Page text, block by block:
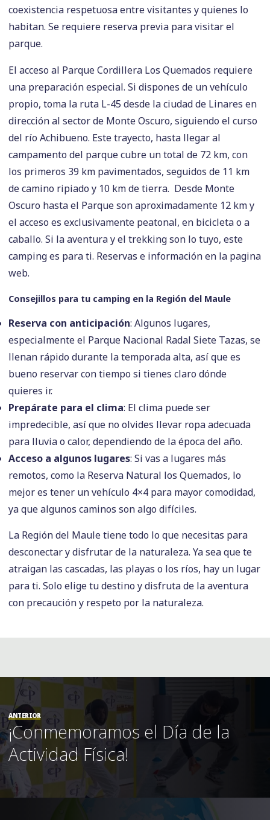
coexistencia respetuosa entre visitantes y quienes lo
habitan. Se requiere reserva previa para visitar el
parque.
El acceso al Parque Cordillera Los Quemados requiere
una preparación especial. Si dispones de un vehículo
propio, toma la ruta L-45 desde la ciudad de Linares en
dirección al sector de Monte Oscuro, siguiendo el curso
del río Achibueno. Este trayecto, hasta llegar al
campamento del parque cubre un total de 72 km, con
los primeros 39 km pavimentados, seguidos de 11 km
de camino ripiado y 10 km de tierra. Desde Monte
Oscuro hasta el Parque son aproximadamente 12 km y
el acceso es exclusivamente peatonal, en bicicleta o a
caballo. Si la aventura y el trekking son lo tuyo, este
camping es para ti. Reservas e información en la pagina
web.
Consejillos para tu camping en la Región del Maule
Reserva con anticipación: Algunos lugares,
especialmente el Parque Nacional Radal Siete Tazas, se
llenan rápido durante la temporada alta, así que es
bueno reservar con tiempo si tienes claro dónde
quieres ir.
Prepárate para el clima: El clima puede ser
impredecible, así que no olvides llevar ropa adecuada
para lluvia o calor, dependiendo de la época del año.
Acceso a algunos lugares: Si vas a lugares más
remotos, como la Reserva Natural los Quemados, lo
mejor es tener un vehículo 4×4 para mayor comodidad,
ya que algunos caminos son algo difíciles.
La Región del Maule tiene todo lo que necesitas para
desconectar y disfrutar de la naturaleza. Ya sea que te
atraigan las cascadas, las playas o los ríos, hay un lugar
para ti. Solo elige tu destino y disfruta de la aventura
con precaución y respeto por la naturaleza.
ANTERIOR
¡Conmemoramos el Día de la
Actividad Física!